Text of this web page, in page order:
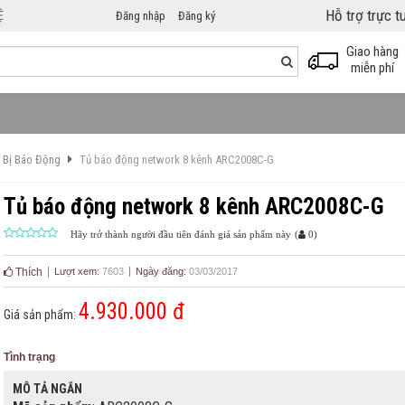
Đăng nhập Đăng ký Hỗ trợ trực
Giao hàng
miễn phí
Bị Báo Động Tủ báo động network 8 kênh ARC2008C-G
Tủ báo động network 8 kênh ARC2008C-G
Hãy trở thành người đầu tiên đánh giá sản phẩm này ( 0)
Thích Lượt xem: 7603 Ngày đăng: 03/03/2017
Giá sản phẩm:4.930.000 đ
Tình trạng
MÔ TẢ NGẮN